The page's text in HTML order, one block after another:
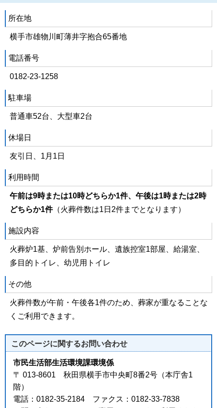
所在地
横手市雄物川町薄井字抱合65番地
電話番号
0182-23-1258
駐車場
普通車52台、大型車2台
休場日
友引日、1月1日
利用時間
午前は9時または10時どちらか1件、午後は1時または2時
どちらか1件（火葬件数は1日2件までとなります）
施設内容
火葬炉1基、炉前告別ホール、遺族控室1部屋、給湯室、
多目的トイレ、幼児用トイレ
その他
火葬件数が午前・午後各1件のため、葬家が重なることな
くご利用できます。
このページに関するお問い合わせ
市民生活部生活環境課環境係
〒 013-8601 秋田県横手市中央町8番2号（本庁舎1
階）
電話：0182-35-2184 ファクス：0182-33-7838